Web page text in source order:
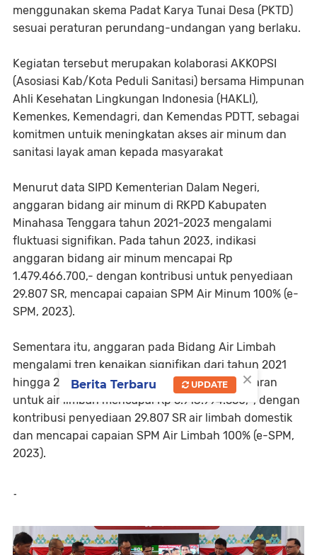
menggunakan skema Padat Karya Tunai Desa (PKTD)
sesuai peraturan perundang-undangan yang berlaku.
Kegiatan tersebut merupakan kolaborasi AKKOPSI
(Asosiasi Kab/Kota Peduli Sanitasi) bersama Himpunan
Ahli Kesehatan Lingkungan Indonesia (HAKLI),
Kemenkes, Kemendagri, dan Kemendas PDTT, sebagai
komitmen untuik meningkatan akses air minum dan
sanitasi layak aman kepada masyarakat
Menurut data SIPD Kementerian Dalam Negeri,
anggaran bidang air minum di RKPD Kabupaten
Minahasa Tenggara tahun 2021-2023 mengalami
fluktuasi signifikan. Pada tahun 2023, indikasi
anggaran bidang air minum mencapai Rp
1.479.466.700,- dengan kontribusi untuk penyediaan
29.807 SR, mencapai capaian SPM Air Minum 100% (e-
SPM, 2023).
Sementara itu, anggaran pada Bidang Air Limbah
mengalami tren kenaikan signifikan dari tahun 2021
hingga 2023. Pada tahun 2023, indikasi anggaran
untuk air limbah mencapai Rp 5.913.994.550,-, dengan
kontribusi penyediaan 29.807 SR air limbah domestik
dan mencapai capaian SPM Air Limbah 100% (e-SPM,
2023).
-
×
Berita Terbaru UPDATE